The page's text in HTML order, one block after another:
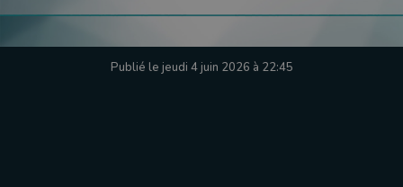
Publié le jeudi 4 juin 2026 à 22:45